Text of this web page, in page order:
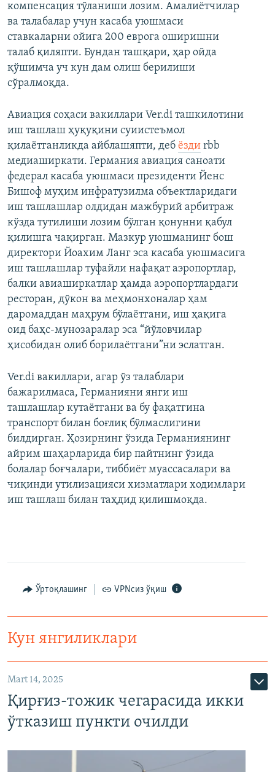
компенсация тўланиши лозим. Амалиётчилар
ва талабалар учун касаба уюшмаси
ставкаларни ойига 200 еврога оширишни
талаб қиляпти. Бундан ташқари, ҳар ойда
қўшимча уч кун дам олиш берилиши
сўралмоқда.
Авиация соҳаси вакиллари Ver.di ташкилотини
иш ташлаш ҳуқуқини суиистеъмол
қилаётганликда айблашяпти, деб ёзди rbb
медиаширкати. Германия авиация саноати
федерал касаба уюшмаси президенти Йенс
Бишоф муҳим инфратузилма объектларидаги
иш ташлашлар олдидан мажбурий арбитраж
кўзда тутилиши лозим бўлган қонунни қабул
қилишга чақирган. Мазкур уюшманинг бош
директори Йоахим Ланг эса касаба уюшмасига
иш ташлашлар туфайли нафақат аэропортлар,
балки авиаширкатлар ҳамда аэропортлардаги
ресторан, дўкон ва меҳмонхоналар ҳам
даромаддан маҳрум бўлаётгани, иш ҳақига
оид баҳс-мунозаралар эса “йўловчилар
ҳисобидан олиб борилаётгани”ни эслатган.
Ver.di вакиллари, агар ўз талаблари
бажарилмаса, Германияни янги иш
ташлашлар кутаётгани ва бу фақатгина
транспорт билан боғлиқ бўлмаслигини
билдирган. Ҳозирнинг ўзида Германиянинг
айрим шаҳарларида бир пайтнинг ўзида
болалар боғчалари, тиббиёт муассасалари ва
чиқинди утилизацияси хизматлари ходимлари
иш ташлаш билан таҳдид қилишмоқда.
Ўртоқлашинг VPNсиз ўқиш
Кун янгиликлари
Mart 14, 2025
Қирғиз-тожик чегарасида икки
ўтказиш пункти очилди